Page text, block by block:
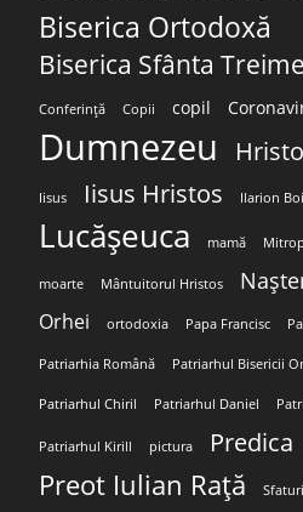
Biserica Ortodoxă
Biserica Sfânta Treime
Conferință Copii copil
Dumnezeu
Iisus Iisus Hristos Ilarion
Lucășeuca mamă
moarte Mântuitorul Hristos
Orhei ortodoxia Papa Francisc
Patriarhia Română Patriarhul Bisericii
Patriarhul Chiril Patriarhul Daniel
Patriarhul Kirill pictura Predica
Preot Iulian Rață